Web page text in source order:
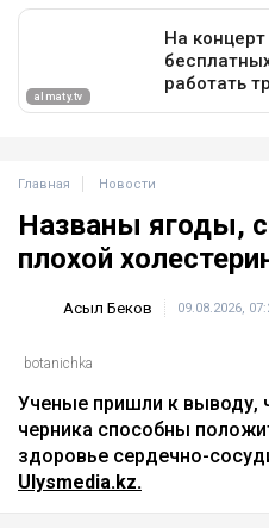
Главная Новости
Названы ягоды,
плохой
Асыл Беков 09.08.2026,
botanichka
Ученые пришли к выводу,
черника способны
здоровье сердечно-
Ulysmedia.kz.